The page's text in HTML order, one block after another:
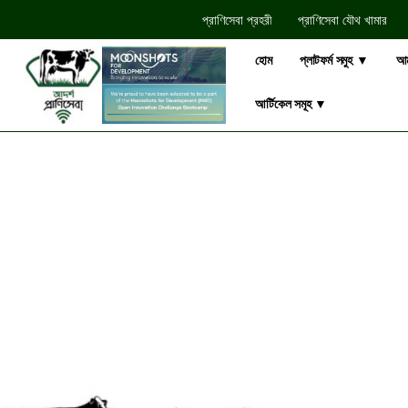
প্রাণিসেবা প্রহরী প্রাণিসেবা যৌথ খামার​
হোম প্লাটফর্ম সমুহ ▼
আর্টিকেল সমূহ ▼